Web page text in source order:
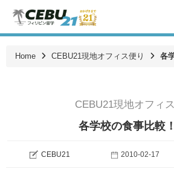
Home CEBU21現地オフィス便り 各
CEBU21現地オフィ
各学校の食事比較
CEBU21 2010-02-17